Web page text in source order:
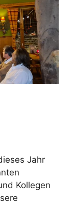
Jahr
Kollegen